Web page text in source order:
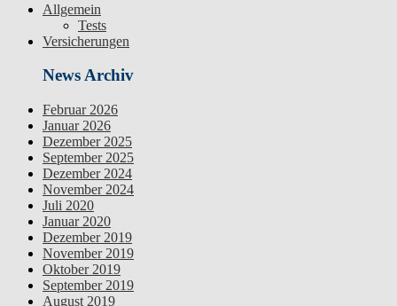
Allgemein
Tests
Versicherungen
News Archiv
Februar 2026
Januar 2026
Dezember 2025
September 2025
Dezember 2024
November 2024
Juli 2020
Januar 2020
Dezember 2019
November 2019
Oktober 2019
September 2019
August 2019